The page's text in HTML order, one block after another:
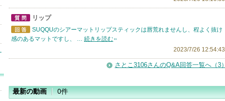
質問
リップ
回答
SUQQUのシアーマットリップスティックは唇荒れませんし、程よく抜け
感のあるマットですし、 … 続きを読む
2023/7/26 12:54:43
さとこ3106さんのQ&A回答一覧へ（3）
最新の動画 0件